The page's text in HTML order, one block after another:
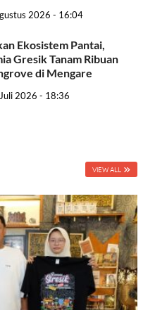
2026 - 16:04
Ekosistem Pantai,
Gresik Tanam Ribuan
di Mengare
2026 - 18:36
VIEW ALL